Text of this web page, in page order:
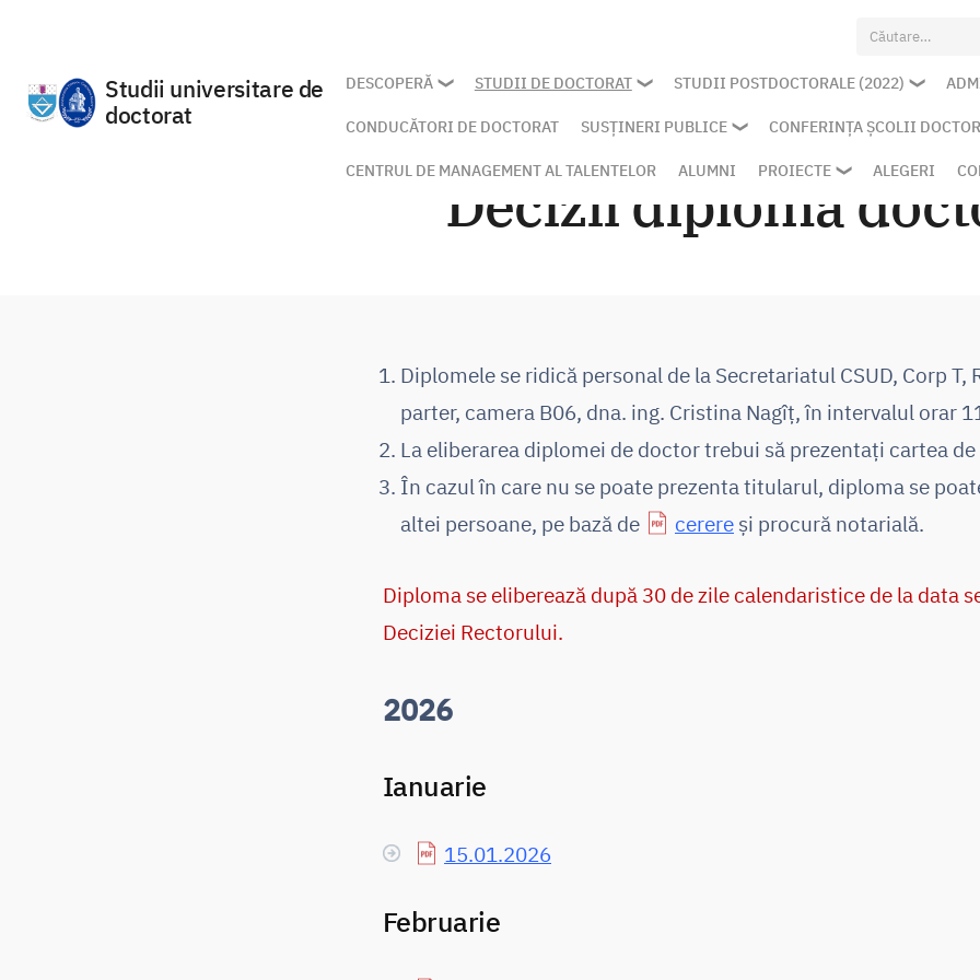
Studii universitare de
doctorat
Caută
DESCOPERĂ STUDII DE DOCTORAT STUDII POSTDOCTORALE (2022)
CONDUCĂTORI DE DOCTORAT SUSȚINERI PUBLICE CONFERINȚA ȘCOLII
CENTRUL DE MANAGEMENT AL TALENTELOR ALUMNI PROIECTE ALEGERI
Decizii diplomă
Diplomele se ridică personal de la Secretariatul CSUD, Corp T,
parter, camera B06, dna. ing. Cristina Nagîț, în intervalul orar
La eliberarea diplomei de doctor trebui să prezentați cartea
În cazul în care nu se poate prezenta titularul, diploma se
altei persoane, pe bază de
cerere și procură notarială.
Diploma se eliberează după 30 de zile calendaristice de la data
Deciziei Rectorului.
2026
Ianuarie
15.01.2026
Februarie